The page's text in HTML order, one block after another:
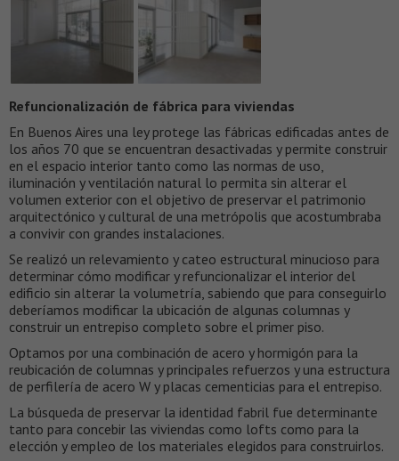
Refuncionalización de fábrica para viviendas
En Buenos Aires una ley protege las fábricas edificadas antes de
los años 70 que se encuentran desactivadas y permite construir
en el espacio interior tanto como las normas de uso,
iluminación y ventilación natural lo permita sin alterar el
volumen exterior con el objetivo de preservar el patrimonio
arquitectónico y cultural de una metrópolis que acostumbraba
a convivir con grandes instalaciones.
Se realizó un relevamiento y cateo estructural minucioso para
determinar cómo modificar y refuncionalizar el interior del
edificio sin alterar la volumetría, sabiendo que para conseguirlo
deberíamos modificar la ubicación de algunas columnas y
construir un entrepiso completo sobre el primer piso.
Optamos por una combinación de acero y hormigón para la
reubicación de columnas y principales refuerzos y una estructura
de perfilería de acero W y placas cementicias para el entrepiso.
La búsqueda de preservar la identidad fabril fue determinante
tanto para concebir las viviendas como lofts como para la
elección y empleo de los materiales elegidos para construirlos.